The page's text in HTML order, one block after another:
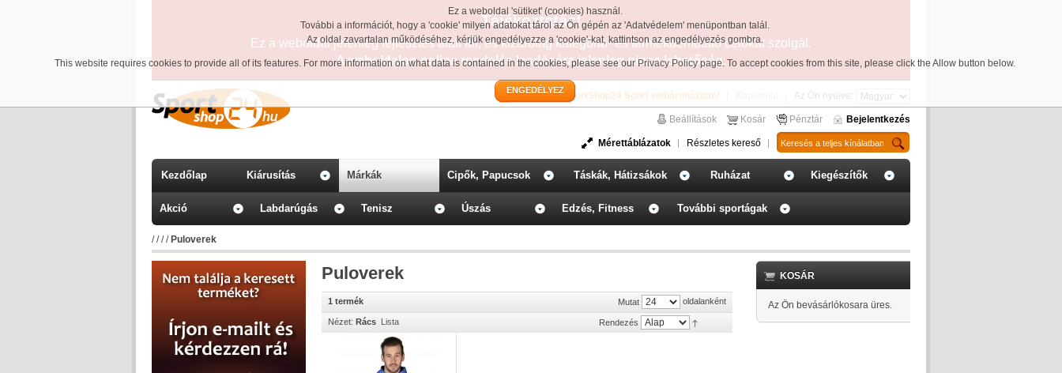
Ez a weboldal 'sütiket' (cookies) használ.
További a információt, hogy a 'cookie' milyen adatokat tárol az Ön gépén az 'Adatvédelem' menüpontban talál.
Az oldal zavartalan működéséhez, kérjük engedélyezze a 'cookie'-kat, kattintson az engedélyezés gombra.
This website requires cookies to provide all of its features. For more information on what data is contained in the cookies, please see ourPrivacy Policy page. To accept cookies from this site, please click the Allow button below.
ENGEDÉLYEZ
Tájékoztatás!
Ez a weboldal jelenleg fejlesztés alatt áll, és kizárólag kategória- és termékbemutató célokat szolgál.
A weboldalon online rendelés leadására jelenleg nincs lehetőség.
Üdvözöljük a SportShop24 Sport webáruházban! Az Ön nyelve:
Beállítások Kosár Pénztár Bejelentkezés
Mérettáblázatok Részletes kereső
Kezdőlap Kiárusítás Márkák Cipők, Papucsok Táskák, Hátizsákok Ruházat Kiegészítők
Akció Labdarúgás Tenisz Úszás Edzés, Fitness További sportágak
//// Puloverek
Puloverek
1 termék Mutat oldalanként
Nézet: Rács Lista Rendezés
KOSÁR
Az Ön bevásárlókosara üres.